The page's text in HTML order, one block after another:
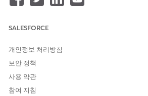
계획 정의
분기 또는 회계 연도와 같은 설정된 시간 범
여 현장 활동에 대한 특정 목표를 정의합니다
에 대한 목표를 할당하면서 대면 회의, 원격
SALESFORCE
개인정보 처리방침
보안 정책
사용 약관
참여 지침